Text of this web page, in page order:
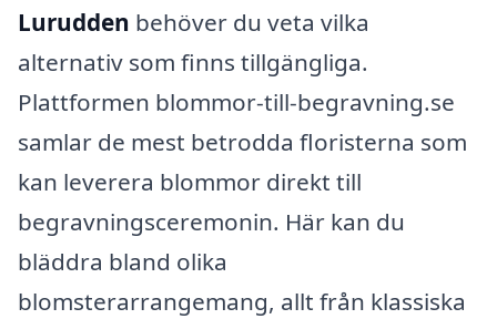
Lurudden behöver du veta vilka
alternativ som finns tillgängliga.
Plattformen blommor-till-begravning.se
samlar de mest betrodda floristerna som
kan leverera blommor direkt till
begravningsceremonin. Här kan du
bläddra bland olika
blomsterarrangemang, allt från klassiska